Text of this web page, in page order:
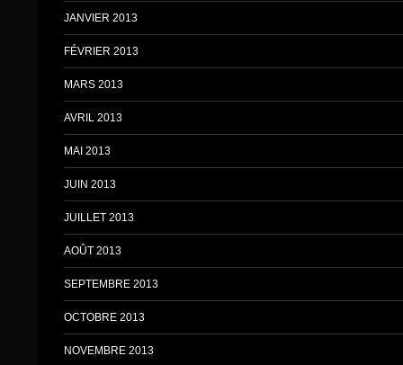
JANVIER 2013
FÉVRIER 2013
MARS 2013
AVRIL 2013
MAI 2013
JUIN 2013
JUILLET 2013
AOÛT 2013
SEPTEMBRE 2013
OCTOBRE 2013
NOVEMBRE 2013